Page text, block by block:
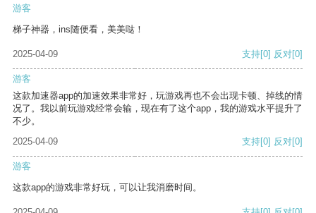
游客
梯子神器，ins随便看，美美哒！
2025-04-09 支持[0] 反对[0]
游客
这款加速器app的加速效果非常好，玩游戏再也不会出现卡顿、掉线的情
况了。我以前玩游戏经常会输，现在有了这个app，我的游戏水平提升了
不少。
2025-04-09
支持[0] 反对[0]
游客
这款app的游戏非常好玩，可以让我消磨时间。